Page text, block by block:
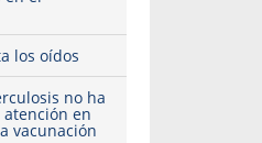
los oídos
no ha
en
vacunación